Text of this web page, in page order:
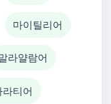
마이틸리어
라얄람어
라티어